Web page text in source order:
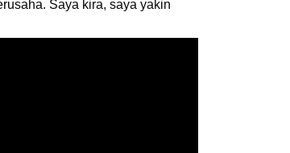
Saya kira, saya yakin